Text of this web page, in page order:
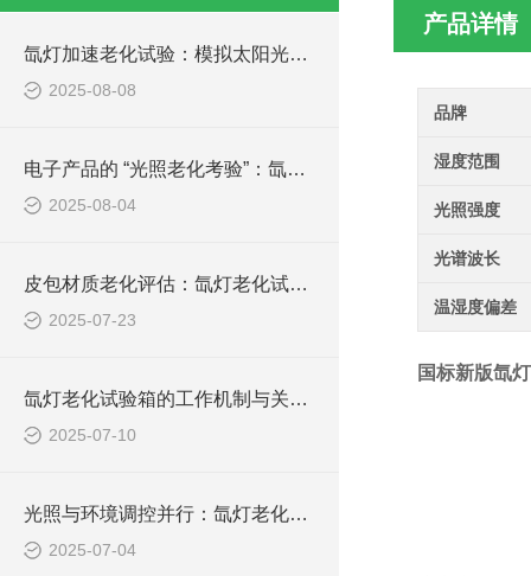
氙灯加速老化试验：模拟太阳光下产品寿命评估的技术规范与应用
2025-08-08
电子产品的 “光照老化考验”：氙灯试验箱测试技术详解
2025-08-04
皮包材质老化评估：氙灯老化试验箱的测试实践与解析
2025-07-23
氙灯老化试验箱的工作机制与关键技术解析
2025-07-10
光照与环境调控并行：氙灯老化试验箱工作原理深度剖析
2025-07-04
产品详情
品牌
湿度范围
光照强度
光谱波长
温湿度偏差
国标新版氙